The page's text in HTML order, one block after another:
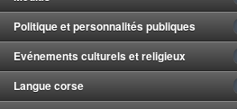
Politique et personnalités publiques
Evénements culturels et religieux
Langue corse